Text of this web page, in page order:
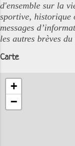
d'ensemble sur la
sportive, historique
messages
les autres brèves
Carte
+
−